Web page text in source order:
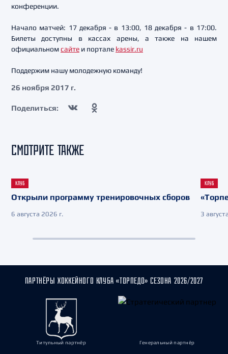
конференции.
Начало матчей: 17 декабря - в 13:00, 18 декабря - в 17:00.
Билеты доступны в кассах арены, а также на нашем
официальномсайте и портале kassir.ru
Поддержим нашу молодежную команду!
26 ноября 2017 г.
Поделиться:
СМОТРИТЕ ТАКЖЕ
КЛУБ
Открыли программу тренировочных сборов
6 августа 2026 г.
КЛУБ
3
ПАРТНЁРЫ ХОККЕЙНОГО КЛУБА «ТОРПЕДО» СЕЗОНА 2026/2027
Титульный партнёр Генеральный партнёр